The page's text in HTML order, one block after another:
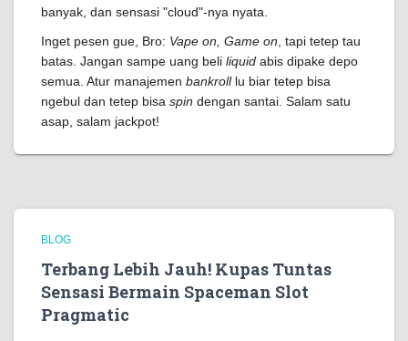
banyak, dan sensasi "cloud"-nya nyata.
Inget pesen gue, Bro: Vape on, Game on , tapi tetep tau
batas. Jangan sampe uang beli liquid abis dipake depo
semua. Atur manajemen bankrolllu biar tetep bisa
ngebul dan tetep bisa spin dengan santai. Salam satu
asap, salam jackpot!
BLOG
Terbang Lebih Jauh! Kupas Tuntas
Sensasi Bermain Spaceman Slot
Pragmatic